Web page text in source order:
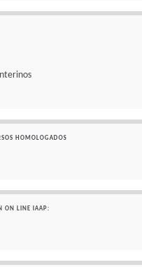
HOMOLOGADOS
ON LINE IAAP: